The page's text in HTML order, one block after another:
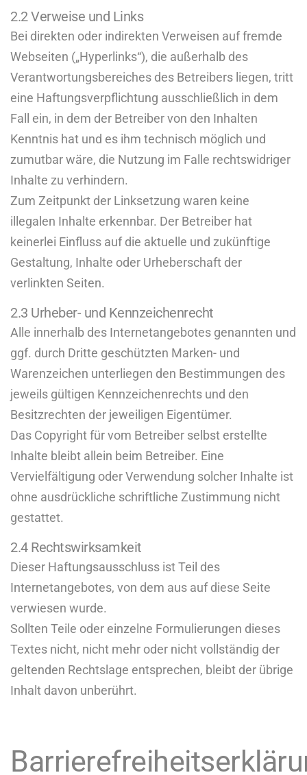
2.2 Verweise und Links
Bei direkten oder indirekten Verweisen auf fremde
Webseiten („Hyperlinks“), die außerhalb des
Verantwortungsbereiches des Betreibers liegen, tritt
eine Haftungsverpflichtung ausschließlich in dem
Fall ein, in dem der Betreiber von den Inhalten
Kenntnis hat und es ihm technisch möglich und
zumutbar wäre, die Nutzung im Falle rechtswidriger
Inhalte zu verhindern.
Zum Zeitpunkt der Linksetzung waren keine
illegalen Inhalte erkennbar. Der Betreiber hat
keinerlei Einfluss auf die aktuelle und zukünftige
Gestaltung, Inhalte oder Urheberschaft der
verlinkten Seiten.
2.3 Urheber- und Kennzeichenrecht
Alle innerhalb des Internetangebotes genannten und
ggf. durch Dritte geschützten Marken- und
Warenzeichen unterliegen den Bestimmungen des
jeweils gültigen Kennzeichenrechts und den
Besitzrechten der jeweiligen Eigentümer.
Das Copyright für vom Betreiber selbst erstellte
Inhalte bleibt allein beim Betreiber. Eine
Vervielfältigung oder Verwendung solcher Inhalte ist
ohne ausdrückliche schriftliche Zustimmung nicht
gestattet.
2.4 Rechtswirksamkeit
Dieser Haftungsausschluss ist Teil des
Internetangebotes, von dem aus auf diese Seite
verwiesen wurde.
Sollten Teile oder einzelne Formulierungen dieses
Textes nicht, nicht mehr oder nicht vollständig der
geltenden Rechtslage entsprechen, bleibt der übrige
Inhalt davon unberührt.